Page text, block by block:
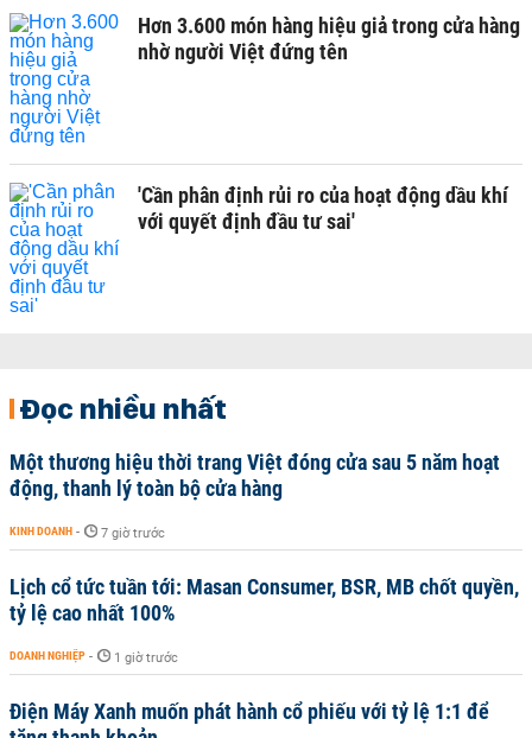
Hơn 3.600 món hàng hiệu giả trong cửa hàng
nhờ người Việt đứng tên
'Cần phân định rủi ro của hoạt động dầu khí
với quyết định đầu tư sai'
Đọc nhiều nhất
Một thương hiệu thời trang Việt đóng cửa sau 5 năm hoạt
động, thanh lý toàn bộ cửa hàng
KINH DOANH - 7 giờ trước
Lịch cổ tức tuần tới: Masan Consumer, BSR, MB chốt quyền,
tỷ lệ cao nhất 100%
DOANH NGHIỆP - 1 giờ trước
Điện Máy Xanh muốn phát hành cổ phiếu với tỷ lệ 1:1 để